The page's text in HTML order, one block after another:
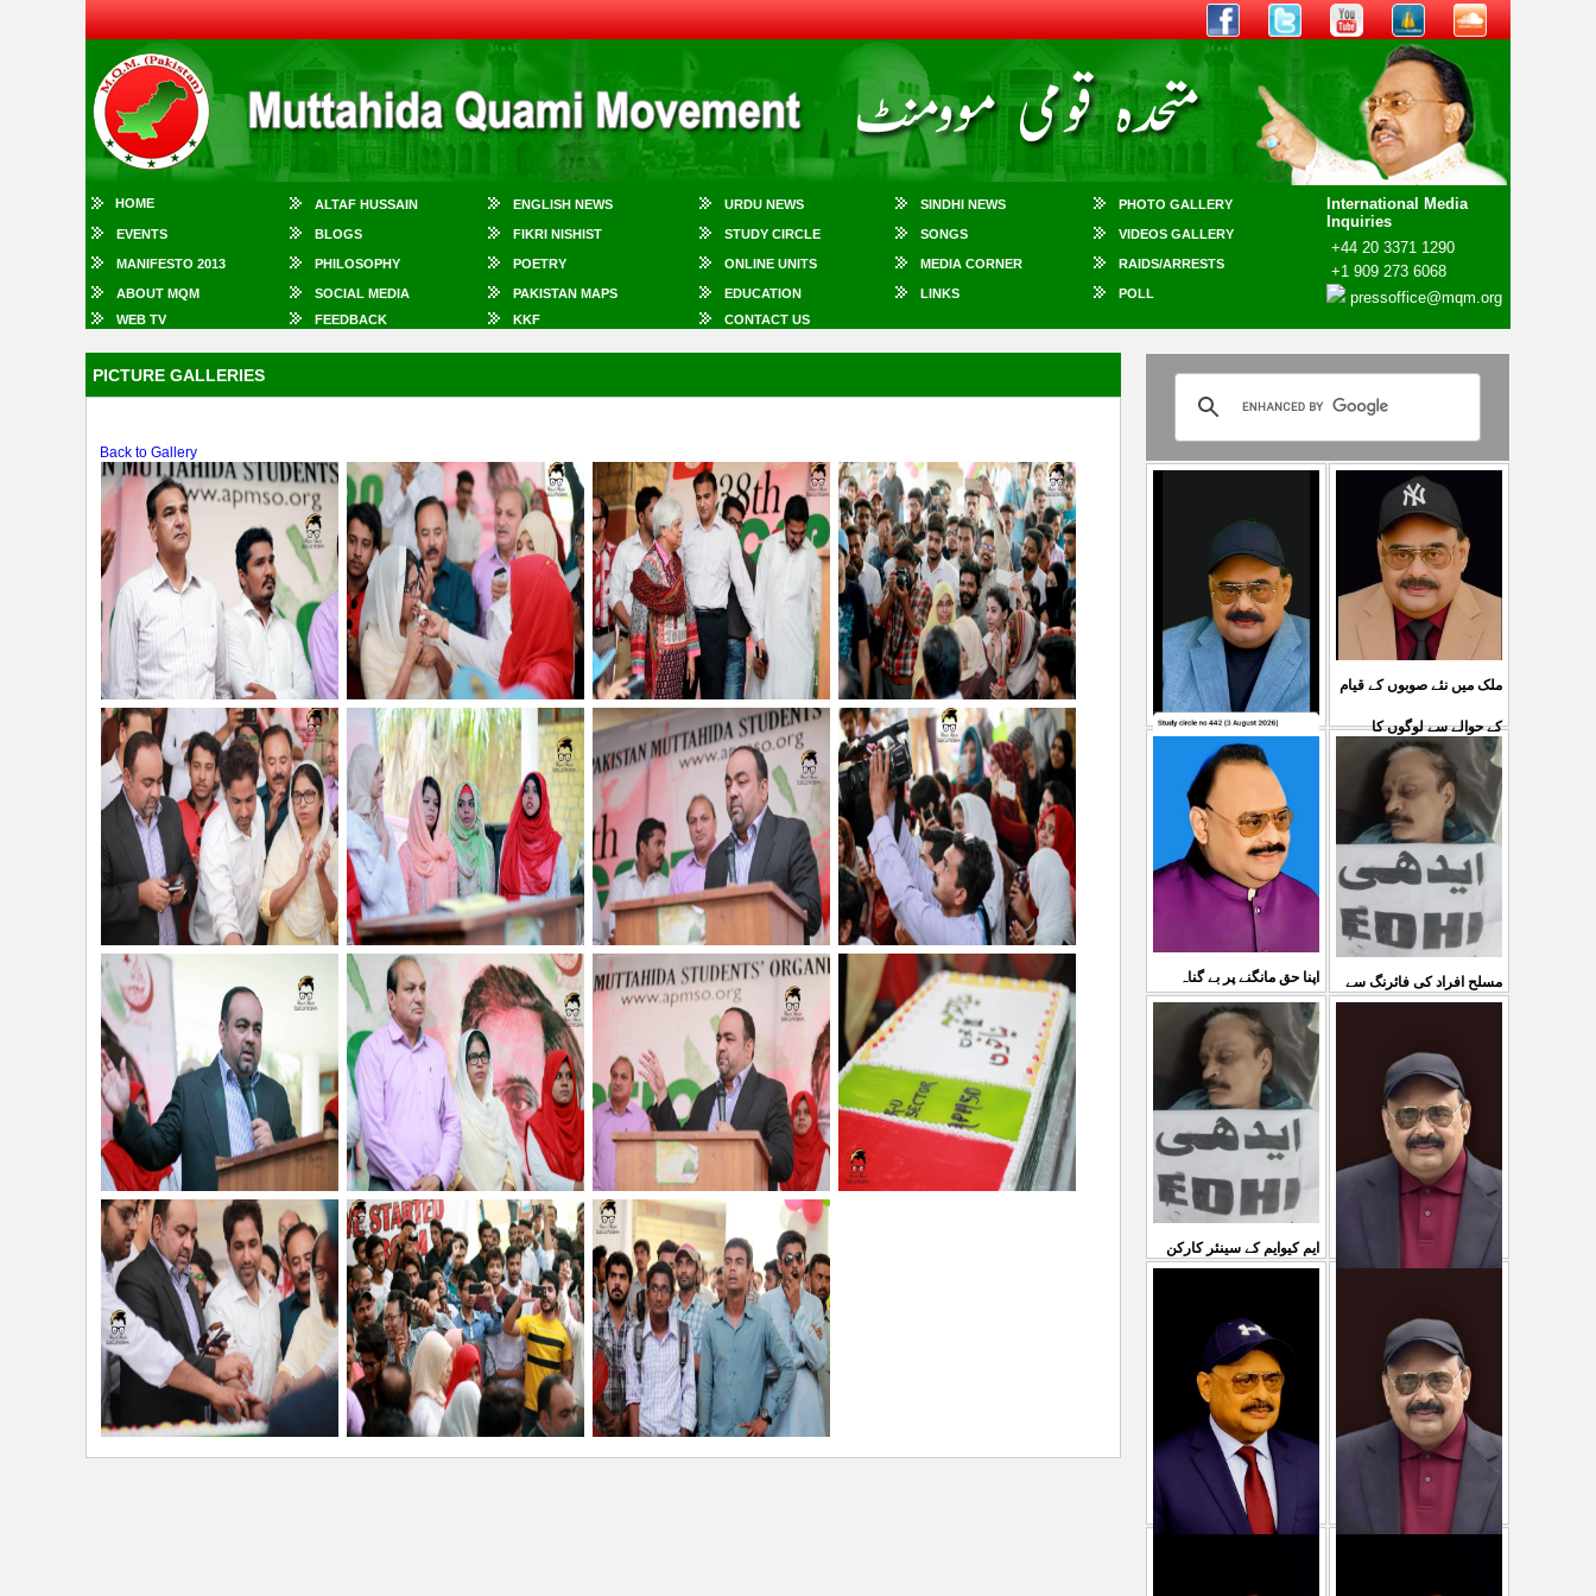
HOME ALTAF HUSSAIN ENGLISH NEWS URDU NEWS SINDHI NEWS PHOTO GALLERY
International Media
Inquiries
+44 20 3371 1290
+1 909 273 6068
pressoffice@mqm.org
EVENTS BLOGS FIKRI NISHIST STUDY CIRCLE SONGS VIDEOS GALLERY
MANIFESTO 2013 PHILOSOPHY POETRY ONLINE UNITS MEDIA CORNER RAIDS/ARRESTS
ABOUT MQM SOCIAL MEDIA PAKISTAN MAPS EDUCATION LINKS
POLL
WEB TV
FEEDBACK KKF CONTACT US
PICTURE GALLERIES
Back to Gallery
کشمیرکا کونہ کونہ لہو
لہو ہے لیکن حکومت کواس
کی کوئی پرواہ نہیں ہے
04 Aug 2026
ملک میں نئے صوبوں کے قیام
کے حوالے سے لوگوں کا
مطالبہ بالکل درست ہے۔ ا
03 Aug 2026
اپنا حق مانگنے پر بے گناہ
کشمیریوں کو گولیاں مارکر
شہ رگ کوکاٹ دیا گی
31 Jul 2026
مسلح افراد کی فائرنگ سے
سمیع الدین رحمانی ک
ایم کیوایم کے سینئر کارکن
شہادت پر متحدہ قومی
سے ہولی کھیلنابند کی جائے،
الطاف حسین...